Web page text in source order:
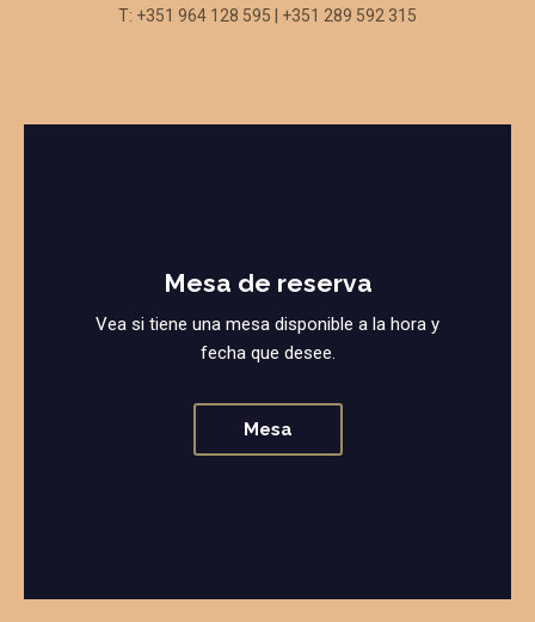
T: +351 964 128 595 | +351 289 592 315
Mesa de reserva
Vea si tiene una mesa disponible a la hora y
fecha que desee.
Mesa